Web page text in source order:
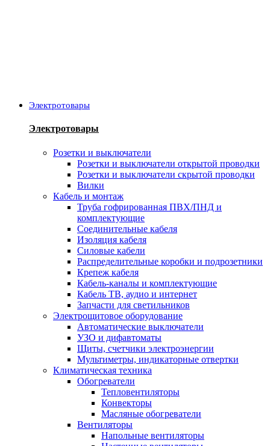
Электротовары
Электротовары
Розетки и выключатели
Розетки и выключатели открытой проводки
Розетки и выключатели скрытой проводки
Вилки
Кабель и монтаж
Труба гофрированная ПВХ/ПНД и
комплектующие
Соединительные кабеля
Изоляция кабеля
Силовые кабели
Распределительные коробки и подрозетники
Крепеж кабеля
Кабель-каналы и комплектующие
Кабель ТВ, аудио и интернет
Запчасти для светильников
Электрощитовое оборудование
Автоматические выключатели
УЗО и дифавтоматы
Щиты, счетчики электроэнергии
Мультиметры, индикаторные отвертки
Климатическая техника
Обогреватели
Тепловентиляторы
Конвекторы
Масляные обогреватели
Вентиляторы
Напольные вентиляторы